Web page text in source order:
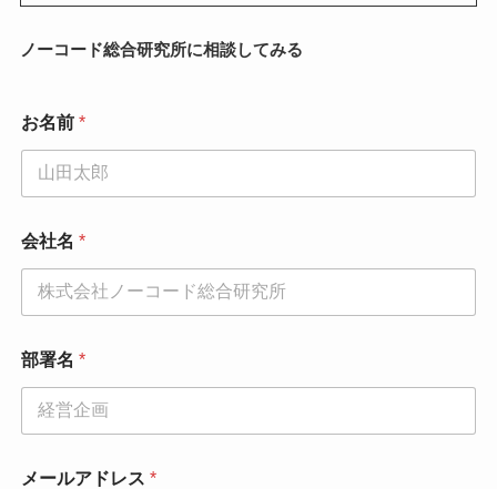
ノーコード総合研究所に相談してみる
メ
ー
レ
ス
*
お名前 *
会社名 *
部署名 *
メールアドレス *